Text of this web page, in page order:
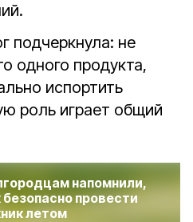
подчеркнула: не
одного продукта,
испортить
роль играет общий
напомнили,
безопасно провести
летом